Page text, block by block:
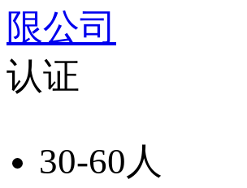
限公司
认证
30-60人